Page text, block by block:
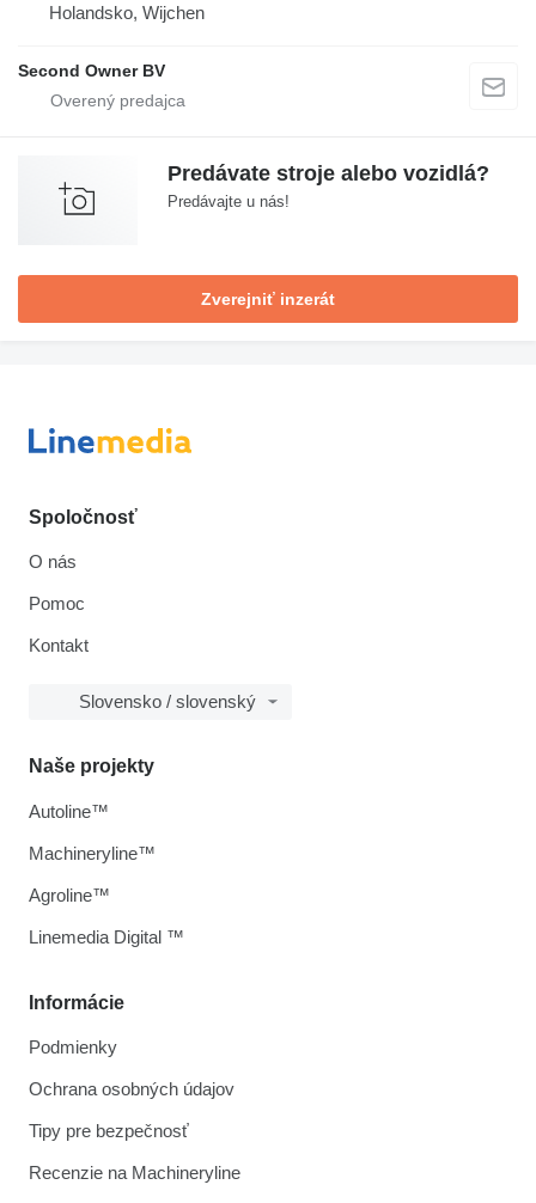
Holandsko, Wijchen
Second Owner BV
Predávate stroje alebo vozidlá?
Predávajte u nás!
Zverejniť inzerát
Spoločnosť
O nás
Pomoc
Kontakt
Slovensko / slovenský
Informácie
Podmienky
Ochrana osobných údajov
Tipy pre bezpečnosť
Recenzie na Machineryline
Naše projekty
Autoline™
Machineryline™
Agroline™
Linemedia Digital ™